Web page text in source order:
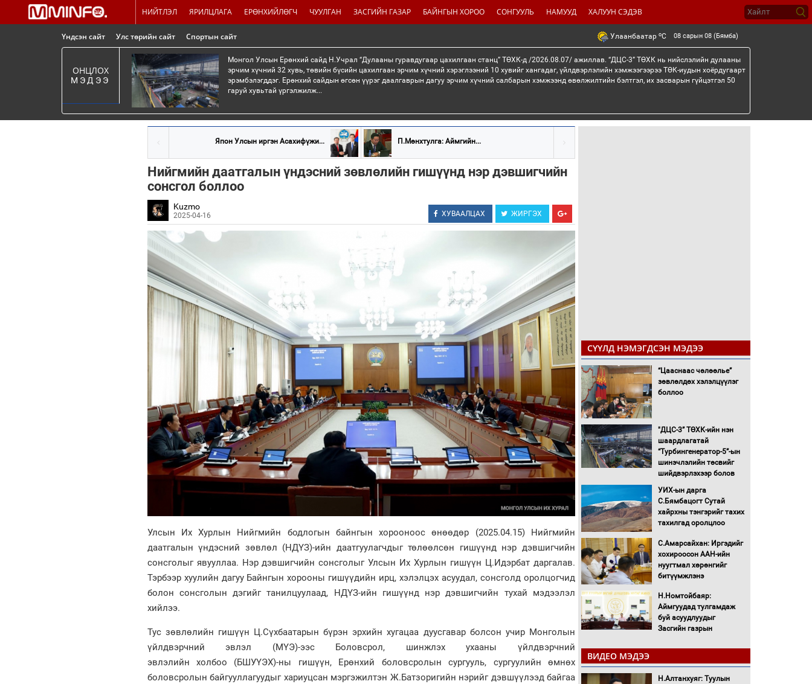
НИЙТЛЭЛ ЯРИЛЦЛАГА ЕРӨНХИЙЛӨГЧ ЧУУЛГАН ЗАСГИЙН ГАЗАР БАЙНГЫН ХОРОО СОНГУУЛЬ НАМУУД ХАЛУУН СЭДЭВ
Үндсэн сайт Улс төрийн сайт Спортын сайт Улаанбаатар oC 08 сарын 08 (Бямба)
ОНЦЛОХ
МЭДЭЭ
Монгол Улсын Ерөнхий сайд Н.Учрал “Дулааны гуравдугаар цахилгаан станц” ТӨХК-д /2026.08.07/ ажиллав. “ДЦС-3” ТӨХК нь нийслэлийн дулааны
эрчим хүчний 32 хувь, төвийн бүсийн цахилгаан эрчим хүчний хэрэглээний 10 хувийг хангадаг, үйлдвэрлэлийн хэмжээгээрээ ТӨК-иудын хоёрдугаарт
эрэмбэлэгддэг. Ерөнхий сайдын өгсөн үүрэг даалгаврын дагуу эрчим хүчний салбарын хэмжээнд өвөлжилтийн бэлтгэл, их засварын гүйцэтгэл 50
гаруй хувьтай үргэлжилж...
Япон Улсын иргэн Асахифүжи... П.Мөнхтулга: Аймгийн...
Нийгмийн даатгалын үндэсний зөвлөлийн гишүүнд нэр дэвшигчийн
сонсгол боллоо
Kuzmo
2025-04-16 ХУВААЛЦАХ ЖИРГЭХ
Улсын Их Хурлын Нийгмийн бодлогын байнгын хорооноос өнөөдөр (2025.04.15) Нийгмийн
даатгалын үндэсний зөвлөл (НДҮЗ)-ийн даатгуулагчдыг төлөөлсөн гишүүнд нэр дэвшигчийн
сонсголыг явууллаа. Нэр дэвшигчийн сонсголыг Улсын Их Хурлын гишүүн Ц.Идэрбат даргалав.
Тэрбээр хуулийн дагуу Байнгын хорооны гишүүдийн ирц, хэлэлцэх асуудал, сонсголд оролцогчид
болон сонсголын дэгийг танилцуулаад, НДҮЗ-ийн гишүүнд нэр дэвшигчийн тухай мэдээлэл
хийлээ.
Тус зөвлөлийн гишүүн Ц.Сүхбаатарын бүрэн эрхийн хугацаа дуусгавар болсон учир Монголын
үйлдвэрчний эвлэл (МҮЭ)-ээс Боловсрол, шинжлэх ухааны үйлдвэрчний
эвлэлийн холбоо (БШУҮЭХ)-ны гишүүн, Ерөнхий боловсролын сургууль, сургуулийн өмнөх
боловсролын байгууллагуудыг хариуцсан мэргэжилтэн Ж.Батзоригийн нэрийг дэвшүүлээд байгаа
СҮҮЛД НЭМЭГДСЭН МЭДЭЭ
“Цааснаас чөлөөлье”
зөвлөлдөх хэлэлцүүлэг
боллоо
"ДЦС-3” ТӨХК-ийн нэн
шаардлагатай
“Турбингенератор-5”-ын
шинэчлэлийн төсвийг
шийдвэрлэхээр болов
УИХ-ын дарга
С.Бямбацогт Сутай
хайрхны тэнгэрийг тахих
тахилгад оролцлоо
С.Амарсайхан: Иргэдийг
хохироосон ААН-ийн
нуугтмал хөрөнгийг
битүүмжлэнэ
Н.Номтойбаяр:
Аймгуудад тулгамдаж
буй асуудлуудыг
Засгийн газрын
шийдвэрлүүлнэ
С.Бямбацогт Зүүн Азийн
эрэгтэйчүүдийн
ВИДЕО МЭДЭЭ
Н.Алтанхуяг: Туулын